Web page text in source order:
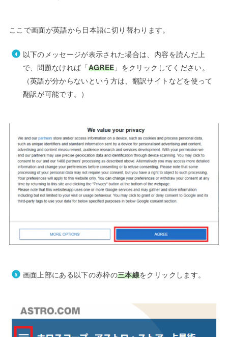
ここで画面が英語から日本語に切り替わります。
以下のメッセージが表示された場合は、内容を読んだ上
で、問題なければ「AGREE 」をクリックしてください。
（英語が分からないという方は、翻訳サイトなどを使って
翻訳が可能です。）
画面上部にある以下の赤枠の三本線をクリックします。